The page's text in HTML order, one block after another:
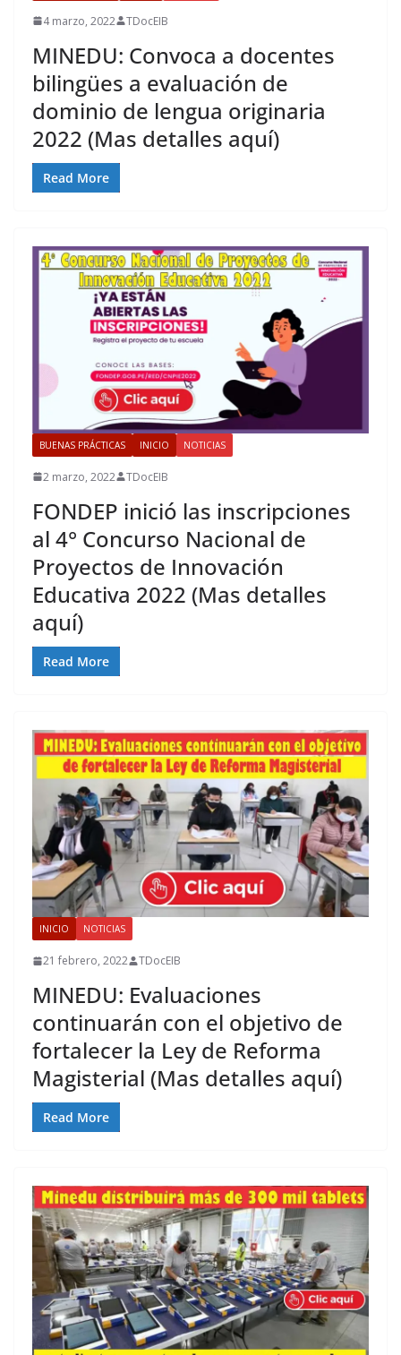
4 marzo, 2022 TDocEIB
MINEDU: Convoca a docentes
bilingües a evaluación de
dominio de lengua originaria
2022 (Mas detalles aquí)
Read More
BUENAS PRÁCTICAS INICIO NOTICIAS
2 marzo, 2022 TDocEIB
FONDEP inició las inscripciones
al 4° Concurso Nacional de
Proyectos de Innovación
Educativa 2022 (Mas detalles
aquí)
Read More
INICIO NOTICIAS
21 febrero, 2022 TDocEIB
MINEDU: Evaluaciones
continuarán con el objetivo de
fortalecer la Ley de Reforma
Magisterial (Mas detalles aquí)
Read More